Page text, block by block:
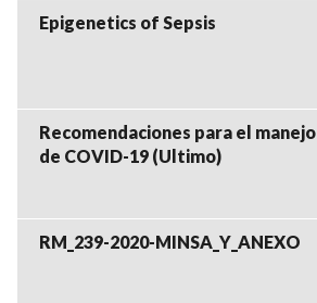
Epigenetics of Sepsis
Recomendaciones para el manejo
de COVID-19 (Ultimo)
RM_239-2020-MINSA_Y_ANEXO